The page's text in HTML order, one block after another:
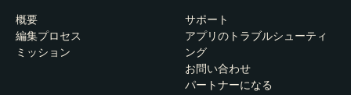
概要
編集プロセス
ミッション
サポート
アプリのトラブルシューティ
ング
お問い合わせ
パートナーになる